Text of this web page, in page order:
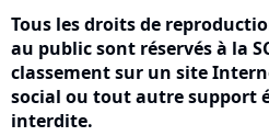
Tous les droits de
au public sont réservés à la
classement sur un site
social ou tout autre support
interdite.